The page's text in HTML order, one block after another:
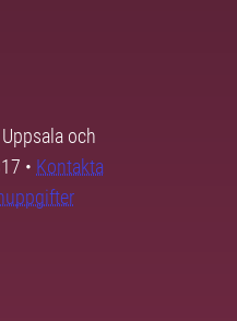
och
• Kontakta